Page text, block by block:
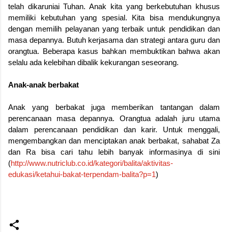
telah dikaruniai Tuhan. Anak kita yang berkebutuhan khusus
memiliki kebutuhan yang spesial. Kita bisa mendukungnya
dengan memilih pelayanan yang terbaik untuk pendidikan dan
masa depannya. Butuh kerjasama dan strategi antara guru dan
orangtua. Beberapa kasus bahkan membuktikan bahwa akan
selalu ada kelebihan dibalik kekurangan seseorang.
Anak-anak berbakat
Anak yang berbakat juga memberikan tantangan dalam
perencanaan masa depannya. Orangtua adalah juru utama
dalam perencanaan pendidikan dan karir. Untuk menggali,
mengembangkan dan menciptakan anak berbakat, sahabat Za
dan Ra bisa cari tahu lebih banyak informasinya di sini
(http://www.nutriclub.co.id/kategori/balita/aktivitas-
edukasi/ketahui-bakat-terpendam-balita?p=1)